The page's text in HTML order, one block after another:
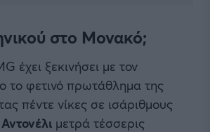
στο Μονακό;
έχει ξεκινήσει με τον
το φετινό πρωτάθλημα της
πέντε νίκες σε ισάριθμους
Αντονέλι μετρά τέσσερις